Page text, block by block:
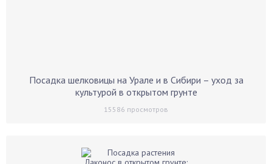
Посадка шелковицы на Урале и в Сибири – уход за
культурой в открытом грунте
15586 просмотров